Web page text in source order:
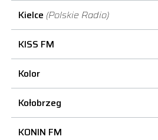
Kielce (Polskie Radio)
KISS FM
Kolor
Kołobrzeg
KONIN FM